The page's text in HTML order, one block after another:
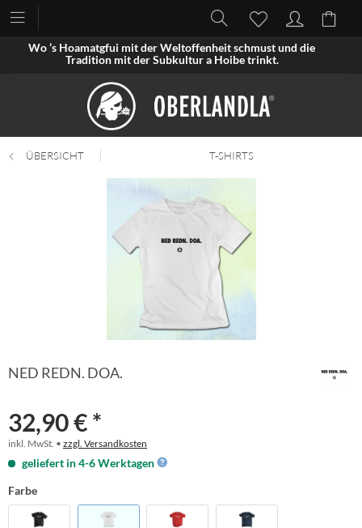
Wo ’s Hoamatgfui mit der Weltoffenheit schmust und die
Tradition mit der Subkultur a Hoibe trinkt.
ÜBERSICHT T-SHIRTS
NED REDN. DOA.
32,90 € *
inkl. MwSt. • zzgl. Versandkosten
geliefert in 4-6 Werktagen
Farbe